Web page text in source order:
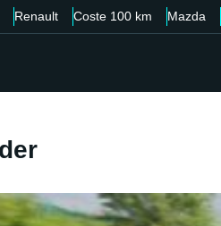
Renault Coste 100 km Mazda